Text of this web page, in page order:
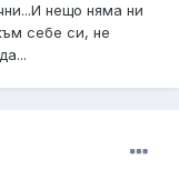
нещо няма ни
себе си, не